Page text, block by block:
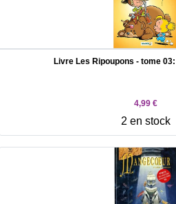
Livre Les Ripoupons - tome
4,99 €
2 en stock